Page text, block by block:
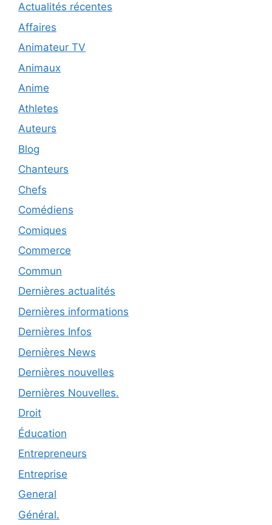
Actualités récentes
Affaires
Animateur TV
Animaux
Anime
Athletes
Auteurs
Blog
Chanteurs
Chefs
Comédiens
Comiques
Commerce
Commun
Dernières actualités
Dernières informations
Dernières Infos
Dernières News
Dernières nouvelles
Dernières Nouvelles.
Droit
Éducation
Entrepreneurs
Entreprise
General
Général.